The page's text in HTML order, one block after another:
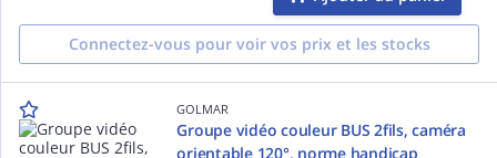
Connectez-vous pour voir vos prix et les stocks
GOLMAR
Groupe vidéo couleur BUS 2fils, caméra
orientable 120°, norme handicap